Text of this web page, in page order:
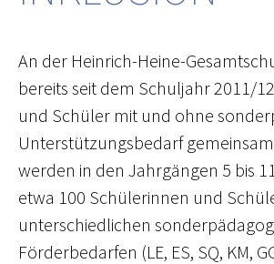
An der Heinrich-Heine-
bereits seit dem Schuljahr 2011/
und Schüler mit und ohne
Unterstützungsbedarf
werden in den Jahrgängen 5 bis
etwa 100 Schülerinnen und
unterschiedlichen
Förderbedarfen (LE, ES, SQ, KM,